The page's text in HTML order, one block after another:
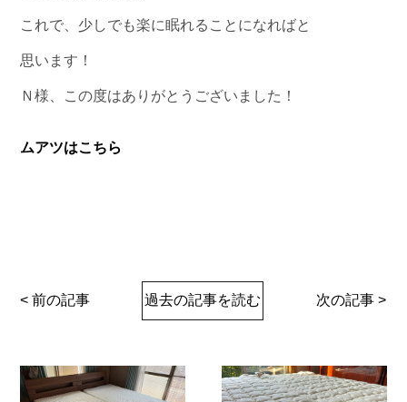
これで、少しでも楽に眠れることになればと
思います！
Ｎ様、この度はありがとうございました！
ムアツはこちら
< 前の記事 過去の記事を読む 次の記事 >